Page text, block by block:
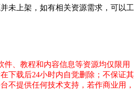
未上架，如有相关资源需求，可以工
件、教程和内容信息等资源均仅限用
下载后24小时内自觉删除；不保证其
不提供任何技术支持，若作商业用，